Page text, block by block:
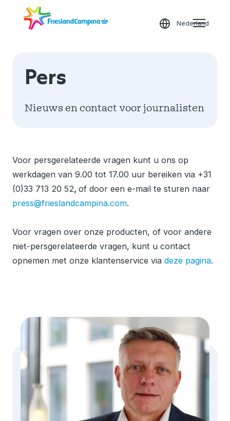
Ga
naar
Het
Melk
Onze merken
Over ons
Nederland
FrieslandCampina
Onze FrieslandCampina
Global
Griekenland
Grieks
Nigeria
Engels
Pakistan
Pers
Nieuws en contact voor journalisten
Voor persgerelateerde vragen kunt u ons op
werkdagen van 9.00 tot 17.00 uur bereiken via +31
(0)33 713 20 52, of door een e-mail te sturen naar
press@frieslandcampina.com.
Voor vragen over onze producten, of voor andere
niet-persgerelateerde vragen, kunt u contact
opnemen met onze klantenservice via deze pagina.